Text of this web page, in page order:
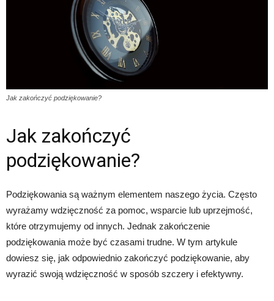
Jak zakończyć podziękowanie?
Jak zakończyć
podziękowanie?
Podziękowania są ważnym elementem naszego życia. Często
wyrażamy wdzięczność za pomoc, wsparcie lub uprzejmość,
które otrzymujemy od innych. Jednak zakończenie
podziękowania może być czasami trudne. W tym artykule
dowiesz się, jak odpowiednio zakończyć podziękowanie, aby
wyrazić swoją wdzięczność w sposób szczery i efektywny.